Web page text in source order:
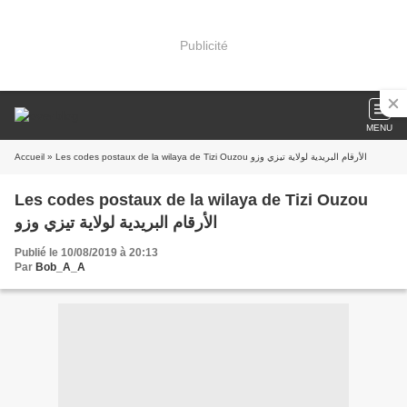
Publicité
MENU
Accueil » Les codes postaux de la wilaya de Tizi Ouzou الأرقام البريدية لولاية تيزي وزو
Les codes postaux de la wilaya de Tizi Ouzou
الأرقام البريدية لولاية تيزي وزو
Publié le 10/08/2019 à 20:13
Par Bob_A_A